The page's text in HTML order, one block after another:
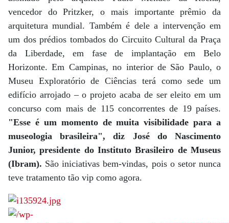
vencedor do Pritzker, o mais importante prêmio da
arquitetura mundial. Também é dele a intervenção em
um dos prédios tombados do Circuito Cultural da Praça
da Liberdade, em fase de implantação em Belo
Horizonte. Em Campinas, no interior de São Paulo, o
Museu Exploratório de Ciências terá como sede um
edifício arrojado – o projeto acaba de ser eleito em um
concurso com mais de 115 concorrentes de 19 países.
"Esse é um momento de muita visibilidade para a
museologia brasileira", diz José do Nascimento
Junior, presidente do Instituto Brasileiro de Museus
(Ibram). São iniciativas bem-vindas, pois o setor nunca
teve tratamento tão vip como agora.